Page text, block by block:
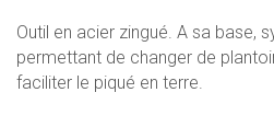
Outil en acier zingué. A sa base,
permettant de changer de
faciliter le piqué en terre.